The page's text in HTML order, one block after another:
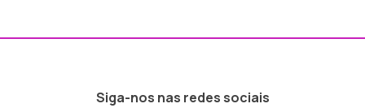
Siga-nos nas redes sociais